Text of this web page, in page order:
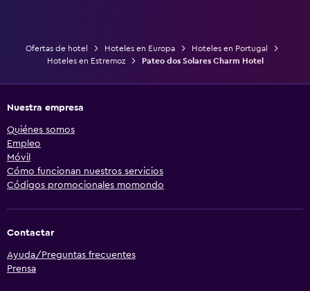
Ofertas de hotel Hoteles en Europa
Hoteles en Portugal
Hoteles en Estremoz
Pateo dos Solares Charm Hotel
Nuestra empresa
Quiénes somos
Empleo
Móvil
Cómo funcionan nuestros servicios
Códigos promocionales momondo
Contactar
Ayuda/Preguntas frecuentes
Prensa